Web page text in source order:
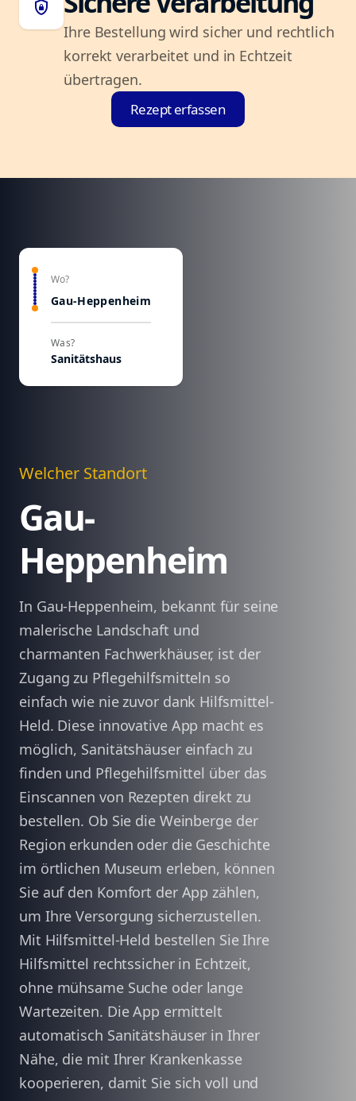
shield_lock
Ihre Bestellung wird sicher und rechtlich
korrekt verarbeitet und in Echtzeit
übertragen.
Rezept erfassen
Wo?
Gau-Heppenheim
Was?
Sanitätshaus
Welcher Standort
Gau-
Heppenheim
In Gau-Heppenheim, bekannt für seine
malerische Landschaft und
charmanten Fachwerkhäuser, ist der
Zugang zu Pflegehilfsmitteln so
einfach wie nie zuvor dank Hilfsmittel-
Held. Diese innovative App macht es
möglich, Sanitätshäuser einfach zu
finden und Pflegehilfsmittel über das
Einscannen von Rezepten direkt zu
bestellen. Ob Sie die Weinberge der
Region erkunden oder die Geschichte
im örtlichen Museum erleben, können
Sie auf den Komfort der App zählen,
um Ihre Versorgung sicherzustellen.
Mit Hilfsmittel-Held bestellen Sie Ihre
Hilfsmittel rechtssicher in Echtzeit,
ohne mühsame Suche oder lange
Wartezeiten. Die App ermittelt
automatisch Sanitätshäuser in Ihrer
Nähe, die mit Ihrer Krankenkasse
kooperieren, damit Sie sich voll und